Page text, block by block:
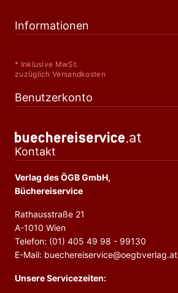
Informationen
* Inklusive MwSt.
zuzüglich Versandkosten
Benutzerkonto
Kontakt
Verlag des ÖGB GmbH,
Büchereiservice
Rathausstraße 21
A-1010 Wien
Telefon: (01) 405 49 98 - 99130
E-Mail: buechereiservice@oegbverlag.at
Unsere Servicezeiten: